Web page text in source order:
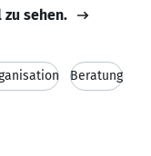
zu sehen.
Beratung